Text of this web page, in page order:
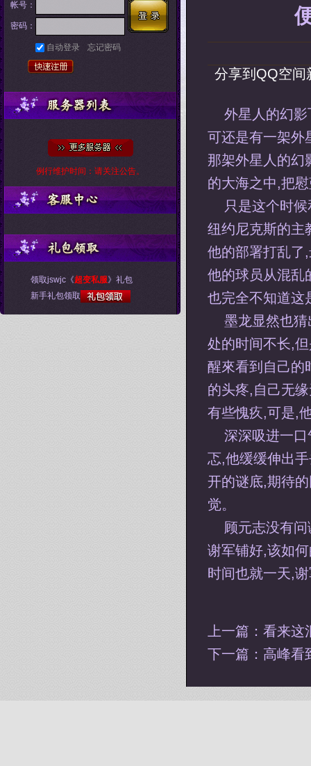
分享到 QQ空间
外星人的幻
可还是有一架外
那架外星人的幻
的大海之中,把
只是这个时
纽约尼克斯的主
他的部署打乱了
他的球员从混乱
也完全不知道这
墨龙显然也
处的时间不长,
醒來看到自己的
的头疼,自己无
有些愧疚,可是,
深深吸进一口
忑,他缓缓伸出
开的谜底,期待
觉。
顾元志没有
谢军铺好,该如
时间也就一天,
上一篇： 看来这
下一篇： 高峰看
帐号：
密码：
自动登录 忘记密码
例行维护时间：请关注公告。
领取jswjc《超变私服》礼包
新手礼包领取